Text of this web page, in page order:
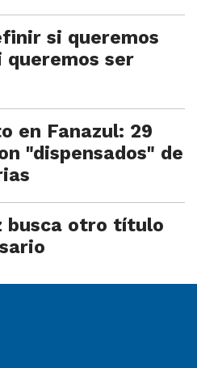
si queremos
queremos ser
en Fanazul: 29
"dispensados" de
busca otro título